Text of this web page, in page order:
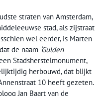
straten van Amsterdam,
stad, als zijstraat
wel eerder, is Marten
de naam ‘Gulden
Stadsherstelmonument,
herbouwd, dat blijkt
10 heeft gezeten.
Jan Baart van de